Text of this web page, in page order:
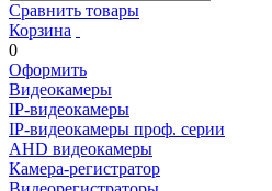
Сравнить товары
Корзина
0
Оформить
Видеокамеры
IP-видеокамеры
IP-видеокамеры проф. серии
AHD видеокамеры
Камера-регистратор